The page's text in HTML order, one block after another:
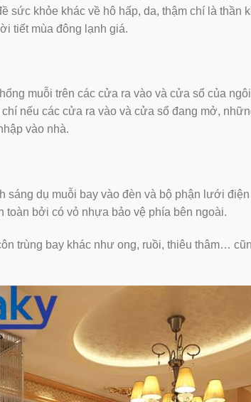
sức khỏe khác về hô hấp, da, thậm chí là thần
tiết mùa đông lạnh giá.
muỗi trên các cửa ra vào và cửa sổ của
chí nếu các cửa ra vào và cửa sổ đang mở,
vào nhà.
sáng dụ muỗi bay vào đèn và bộ phận lưới
toàn bởi có vỏ nhựa bảo vệ phía bên ngoài.
trùng bay khác như ong, ruồi, thiêu thâm…